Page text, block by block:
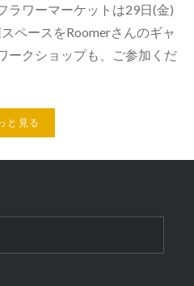
ラワーマーケットは29日(金)
ペースをRoomerさんのギャ
ークショップも、ご参加くだ
と見る